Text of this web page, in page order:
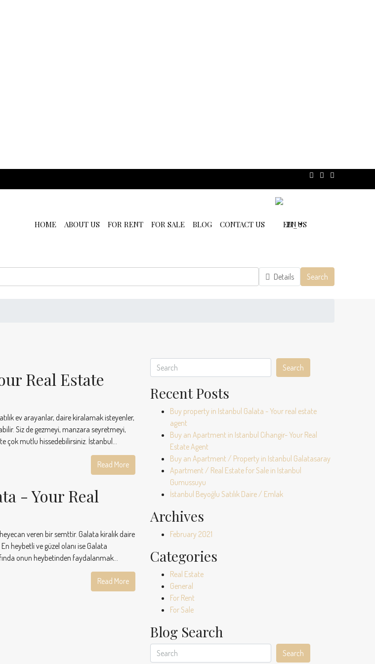
HOME ABOUT US FOR RENT FOR SALE BLOG CONTACT US EN
Details Search
Real Estate
ev arayanlar, daire kiralamak isteyenler,
Siz de gezmeyi, manzara seyretmeyi,
çok mutlu hissedebilirsiniz. İstanbul...
Read More
- Your Real
veren bir semttir. Galata kiralık daire
heybetli ve güzel olanı ise Galata
onun heybetinden faydalanmak...
Read More
Search
Recent Posts
Buy property in Istanbul Galata - Your real estate
agent
Buy an Apartment in Istanbul Cihangir- Your Real
Estate Agent
Buy an Apartment / Property in Istanbul Galatasaray
Apartment / Real Estate for Sale in Istanbul
Gumussuyu
İstanbul Beyoğlu Satılık Daire / Emlak
Archives
February 2021
Categories
Real Estate
General
For Rent
For Sale
Blog Search
Search